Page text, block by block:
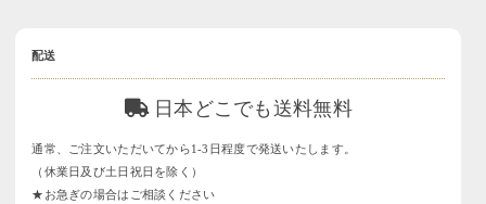
配送
日本どこでも送料無料
通常、ご注文いただいてから1-3日程度で発送いたします。
（休業日及び土日祝日を除く）
★お急ぎの場合はご相談ください